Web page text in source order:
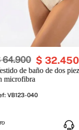
64.900 $ 32.450
de baño de dos
microfibra
:VB123-040